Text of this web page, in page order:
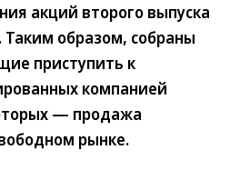
акций второго выпуска
образом, собраны
приступить к
компанией
— продажа
рынке.